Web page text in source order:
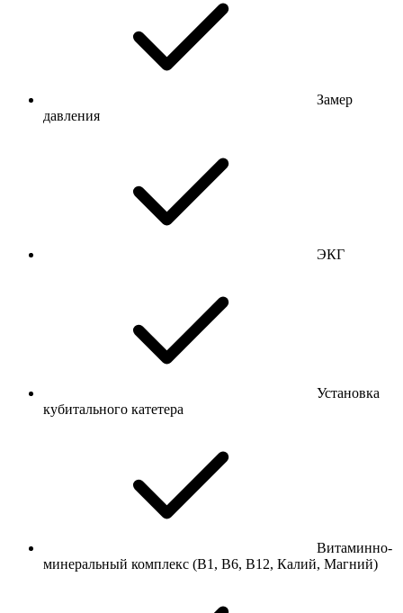
Замер
давления
ЭКГ
Установка
кубитального катетера
Витаминно-
минеральный комплекс (В1, В6, В12, Калий, Магний)